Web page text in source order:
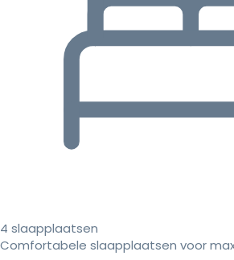
4 slaapplaatsen
Comfortabele slaapplaatsen voor